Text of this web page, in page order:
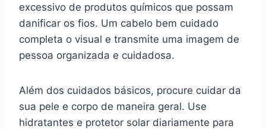
excessivo de produtos químicos que possam
danificar os fios. Um cabelo bem cuidado
completa o visual e transmite uma imagem de
pessoa organizada e cuidadosa.
Além dos cuidados básicos, procure cuidar da
sua pele e corpo de maneira geral. Use
hidratantes e protetor solar diariamente para